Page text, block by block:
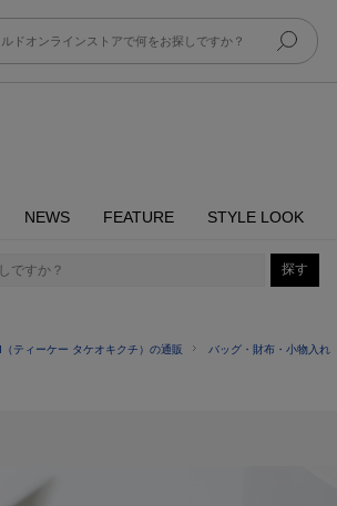
NEWS FEATURE STYLE LOOK
ティーケー タケオキクチ）の通販 バッグ・財布・小物入れ